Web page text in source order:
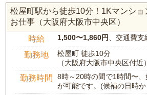
松屋町駅から徒歩10分！1Kマンシ
お仕事（大阪府大阪市中央区）
時給 1,500〜1,860円、交通費支
勤務地
松屋町 徒歩10分
（大阪府大阪市中央区付近）
勤務時間
8時～20時の間で1時間〜
が可能です。(候補の日時